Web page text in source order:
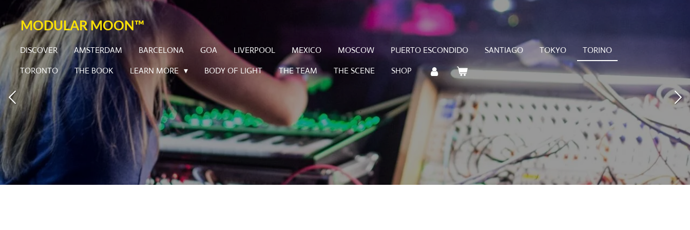
to
main
content
MODULAR MOON™
DISCOVER AMSTERDAM BARCELONA GOA LIVERPOOL MEXICO MOSCOW PUERTO ESCONDIDO SANTIAGO TOKYO
TORINO
TORONTO
THE BOOK LEARN MORE BODY OF LIGHT THE TEAM THE SCENE SHOP